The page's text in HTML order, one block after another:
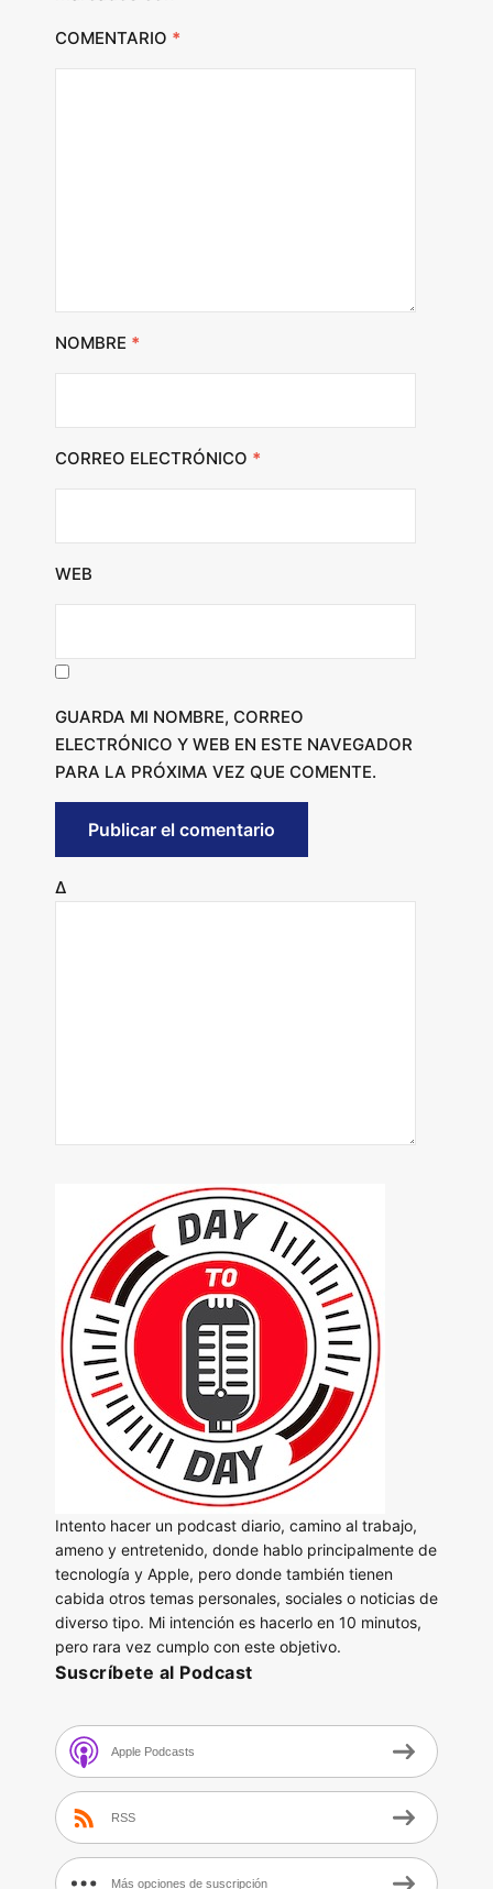
COMENTARIO *
NOMBRE *
CORREO ELECTRÓNICO *
WEB
GUARDA MI NOMBRE, CORREO
ELECTRÓNICO Y WEB EN ESTE NAVEGADOR
PARA LA PRÓXIMA VEZ QUE COMENTE.
Δ
Intento hacer un podcast diario, camino al trabajo,
ameno y entretenido, donde hablo principalmente de
tecnología y Apple, pero donde también tienen
cabida otros temas personales, sociales o noticias de
diverso tipo. Mi intención es hacerlo en 10 minutos,
pero rara vez cumplo con este objetivo.
Suscríbete al Podcast
Apple Podcasts
RSS
Más opciones de suscripción